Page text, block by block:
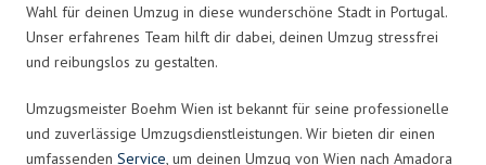
Wahl für deinen Umzug in diese wunderschöne Stadt in Portugal.
Unser erfahrenes Team hilft dir dabei, deinen Umzug stressfrei
und reibungslos zu gestalten.
Umzugsmeister Boehm Wien ist bekannt für seine professionelle
und zuverlässige Umzugsdienstleistungen. Wir bieten dir einen
umfassenden Service, um deinen Umzug von Wien nach Amadora